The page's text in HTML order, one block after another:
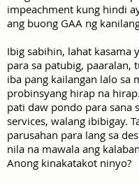
impeachment kung hindi
ang buong GAA ng
Ibig sabihin, lahat kasama
para sa patubig, paaralan,
iba pang kailangan lalo sa
probinsyang hirap na
pati daw pondo para sana
services, walang ibibigay.
parusahan para lang sa
nila na mawala ang
Anong kinakatakot ninyo?